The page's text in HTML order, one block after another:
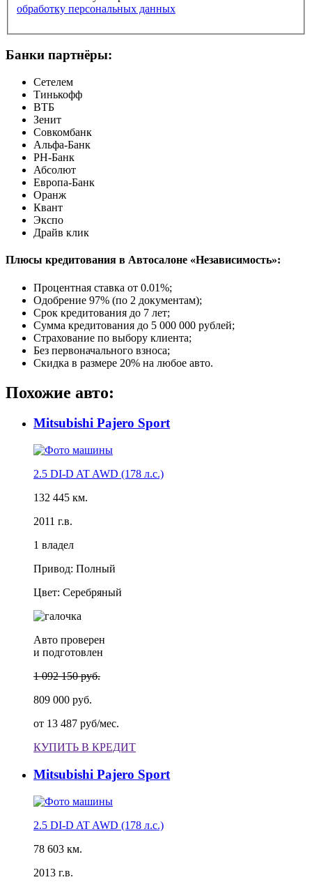
обработку персональных данных
Банки партнёры:
Сетелем
Тинькофф
ВТБ
Зенит
Совкомбанк
Альфа-Банк
РН-Банк
Абсолют
Европа-Банк
Оранж
Квант
Экспо
Драйв клик
Плюсы кредитования в Автосалоне «Независимость»:
Процентная ставка от 0.01%;
Одобрение 97% (по 2 документам);
Срок кредитования до 7 лет;
Сумма кредитования до 5 000 000 рублей;
Страхование по выбору клиента;
Без первоначального взноса;
Скидка в размере 20% на любое авто.
Похожие авто:
Mitsubishi Pajero Sport
2.5 DI-D AT AWD (178 л.с.)
132 445 км.
2011 г.в.
1 владел
Привод: Полный
Цвет: Серебряный
Авто проверен
и подготовлен
1 092 150 руб.
809 000 руб.
от 13 487 руб/мес.
КУПИТЬ В КРЕДИТ
Mitsubishi Pajero Sport
2.5 DI-D AT AWD (178 л.с.)
78 603 км.
2013 г.в.